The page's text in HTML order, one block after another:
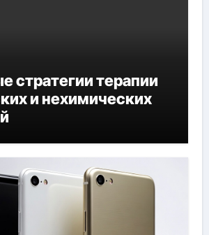
стратегии терапии
и нехимических